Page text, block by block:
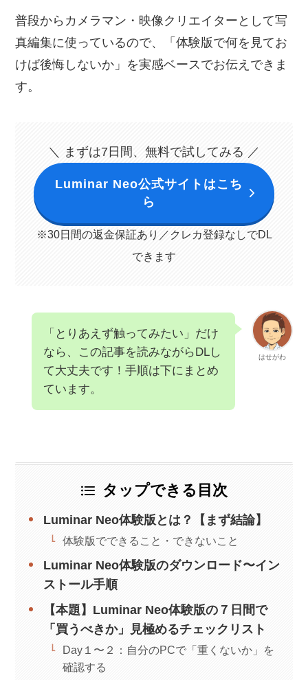
普段からカメラマン・映像クリエイターとして写
真編集に使っているので、「体験版で何を見てお
けば後悔しないか」を実感ベースでお伝えできま
す。
＼ まずは7日間、無料で試してみる ／
Luminar Neo公式サイトはこち
ら
※30日間の返金保証あり／クレカ登録なしでDL
できます
はせがわ
「とりあえず触ってみたい」だけ
なら、この記事を読みながらDLし
て大丈夫です！手順は下にまとめ
ています。
タップできる目次
Luminar Neo体験版とは？【まず結論】
体験版でできること・できないこと
Luminar Neo体験版のダウンロード〜イン
ストール手順
【本題】Luminar Neo体験版の７日間で
「買うべきか」見極めるチェックリスト
Day１〜２：自分のPCで「重くないか」を
確認する